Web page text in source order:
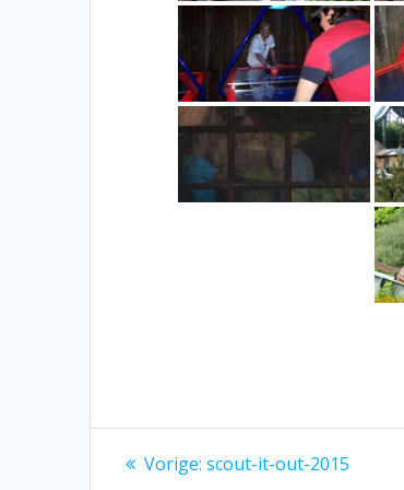
Bericht
Vorige: Vorig
scout-it-out-2015